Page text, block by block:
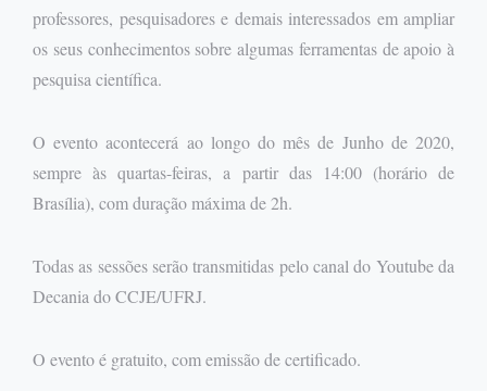
professores, pesquisadores e demais interessados em ampliar
os seus conhecimentos sobre algumas ferramentas de apoio à
pesquisa científica.
O evento acontecerá ao longo do mês de Junho de 2020,
sempre às quartas-feiras, a partir das 14:00 (horário de
Brasília), com duração máxima de 2h.
Todas as sessões serão transmitidas pelo canal do Youtube da
Decania do CCJE/UFRJ.
O evento é gratuito, com emissão de certificado.